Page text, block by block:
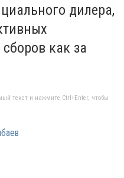
дилера,
как за
текст и нажмите Ctrl+Enter, чтобы